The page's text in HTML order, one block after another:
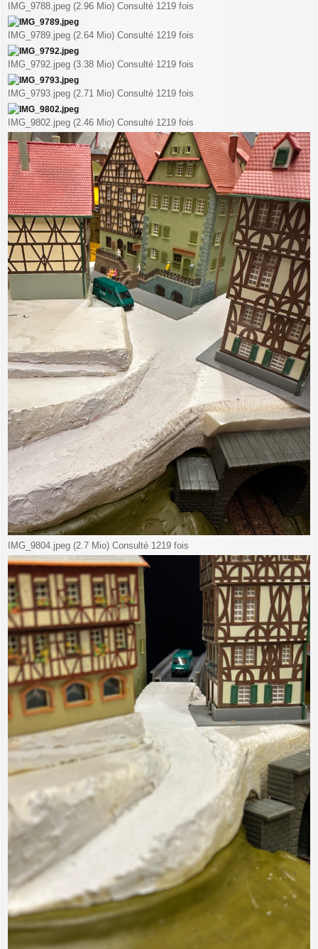
IMG_9788.jpeg (2.96 Mio) Consulté 1219 fois
IMG_9789.jpeg (2.64 Mio) Consulté 1219 fois
IMG_9792.jpeg (3.38 Mio) Consulté 1219 fois
IMG_9793.jpeg (2.71 Mio) Consulté 1219 fois
IMG_9802.jpeg (2.46 Mio) Consulté 1219 fois
IMG_9804.jpeg (2.7 Mio) Consulté 1219 fois